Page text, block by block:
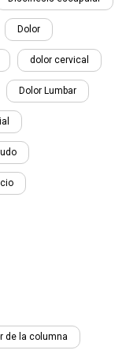
Dolor
dolor cervical
Dolor Lumbar
de la columna